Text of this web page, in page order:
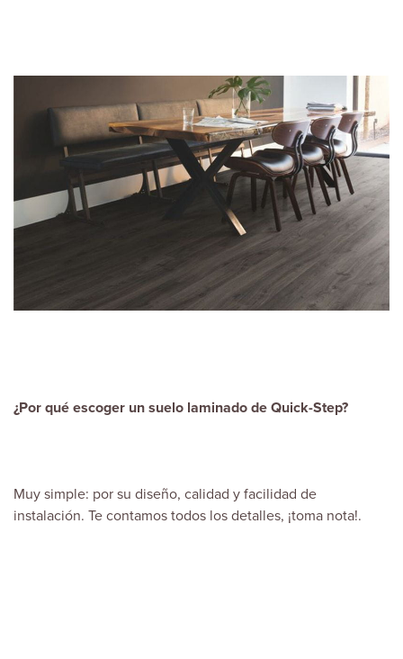
¿Por qué escoger un suelo laminado de Quick-Step?
Muy simple: por su diseño, calidad y facilidad de
instalación. Te contamos todos los detalles, ¡toma nota!.